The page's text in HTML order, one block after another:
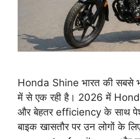
Honda Shine भारत की सबसे
में से एक रही है। 2026 में
और बेहतर efficiency के साथ
बाइक खासतौर पर उन लोगों के